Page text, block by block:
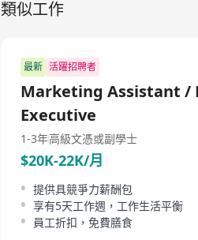
類似工作
最新 活躍招聘者
Marketing Assistant /
Executive
1-3年高級文憑或副學士
$20K-22K/月
提供具競爭力薪酬包
享有5天工作週，工作生活平衡
員工折扣，免費膳食